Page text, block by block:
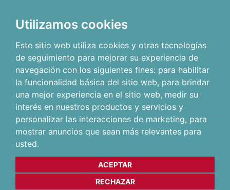
Utilizamos cookies
Este sitio web utiliza cookies y otras tecnologías
de seguimiento para mejorar su experiencia de
navegación con los siguientes fines: para habilitar
la funcionalidad básica del sitio web, para brindar
una mejor experiencia en el sitio web, medir su
interés en nuestros productos y servicios y
personalizar las interacciones de marketing, para
mostrar anuncios que sean más relevantes para
usted.
ACEPTAR
RECHAZAR